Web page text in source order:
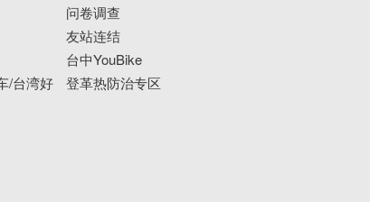
/台湾好
问卷调查
友站连结
台中YouBike
登革热防治专区